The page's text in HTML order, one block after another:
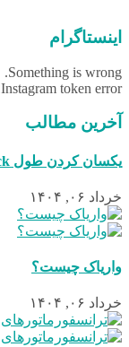
اینستاگرام
Something is wrong.
Instagram token error.
آخرین مطالب
یکسان کردن طول track ها در نرم افزار (18.1.5) Altium Designer
خرداد ۰۶, ۱۴۰۴
واریاک چیست؟
خرداد ۰۶, ۱۴۰۴